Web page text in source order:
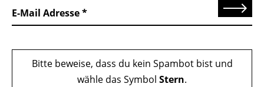
E-Mail Adresse Senden
Bitte beweise, dass du kein Spambot bist und
wähle das Symbol Stern.